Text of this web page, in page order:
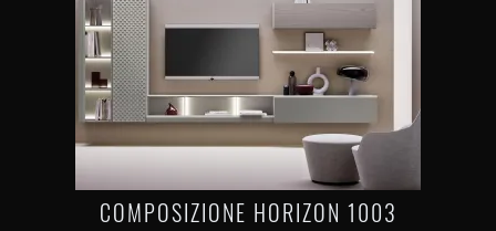
COMPOSIZIONE HORIZON 1003